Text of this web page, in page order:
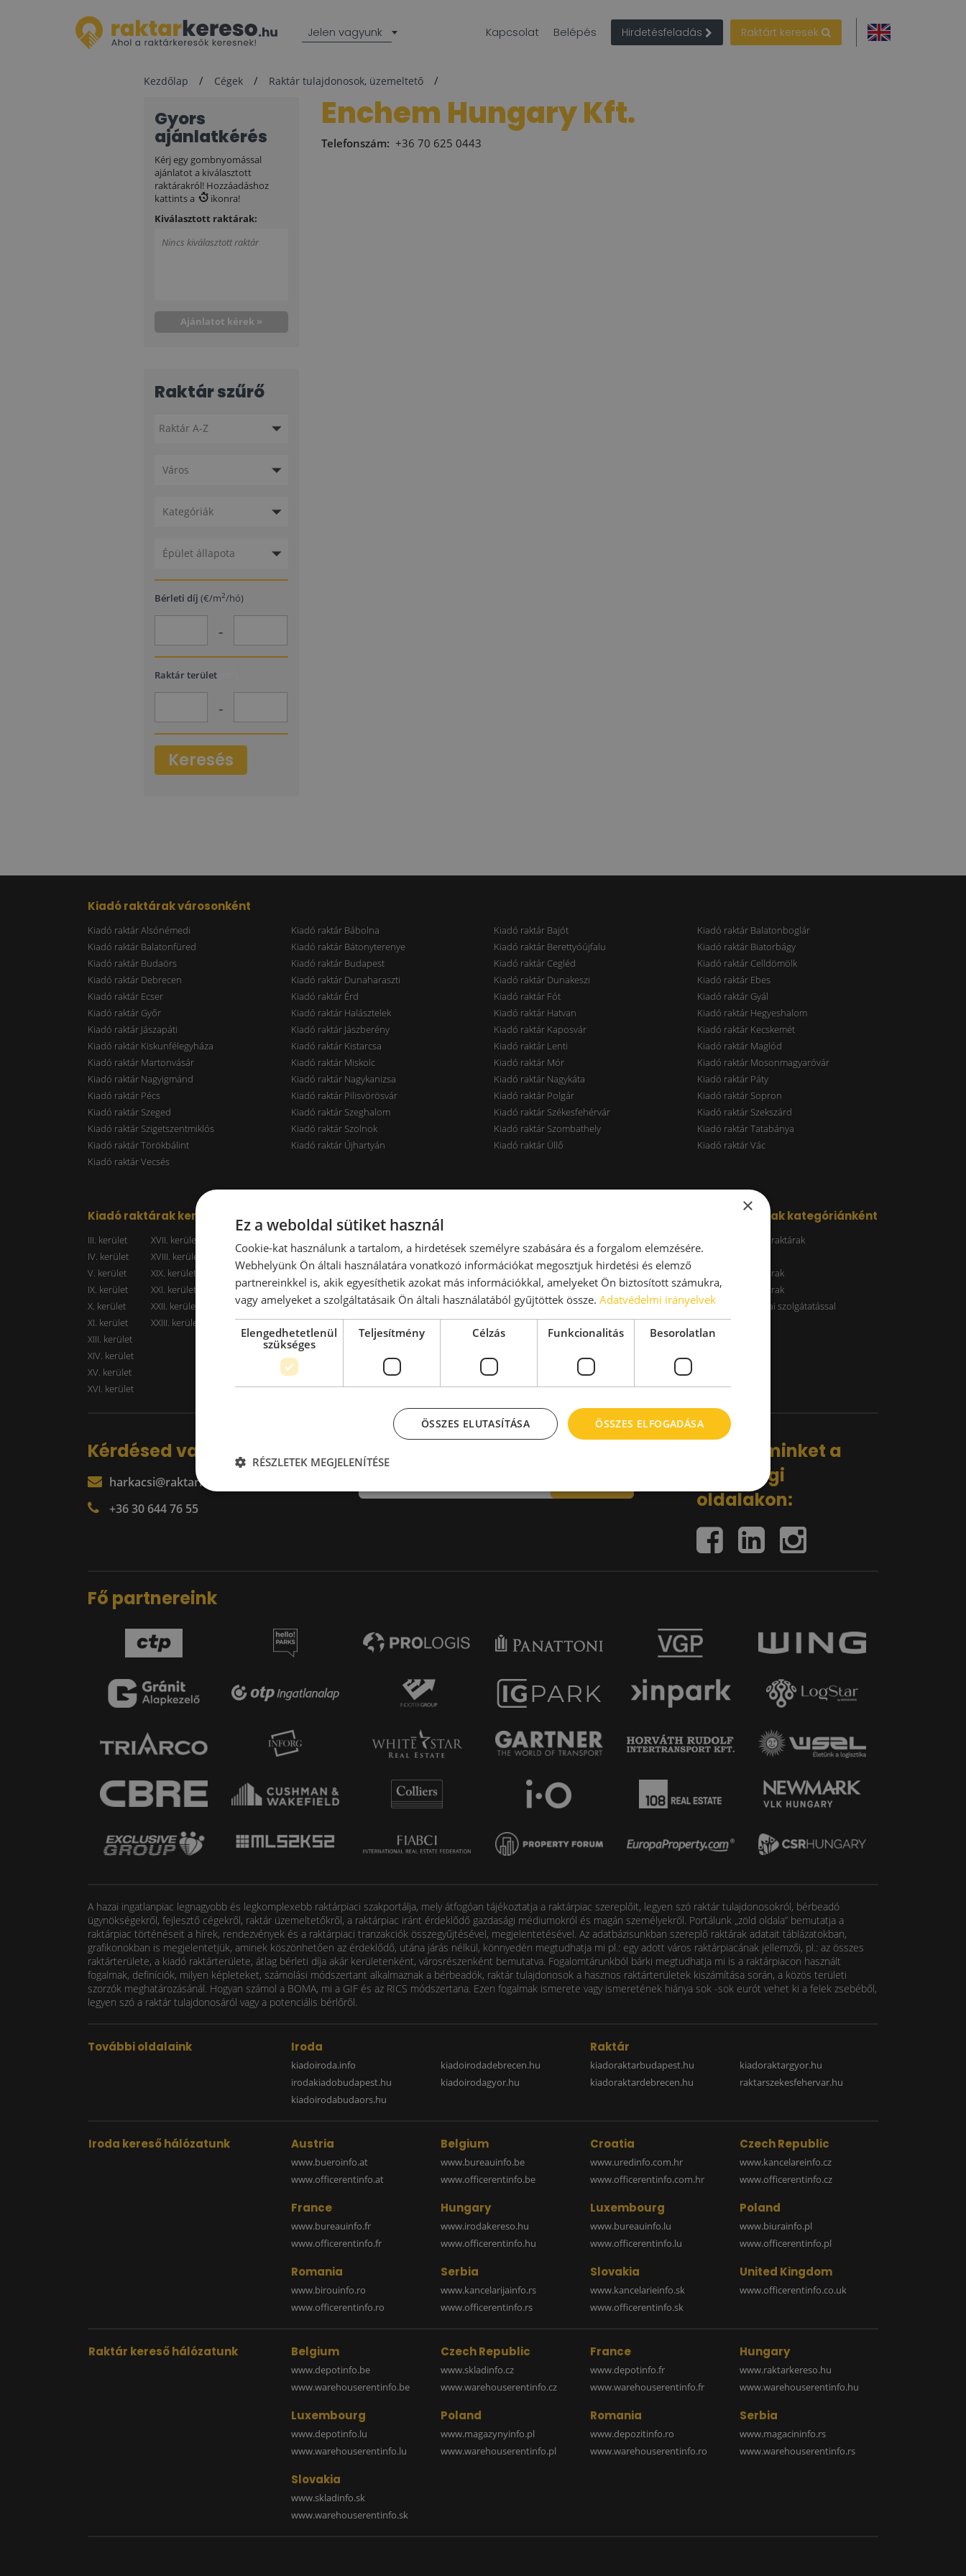
Jelen vagyunk Kapcsolat Belépés Hirdetésfeladás Raktárt keresek
Kezdőlap Cégek Raktár tulajdonosok, üzemeltető
Gyors
ajánlatkérés
Kérj egy gombnyomással
ajánlatot a kiválasztott
raktárakról! Hozzáadáshoz
kattints a
ikonra!
Kiválasztott raktárak:
Nincs kiválasztott raktár
Ajánlatot kérek »
Raktár szűrő
Város
Kategóriák
Épület állapota
Bérleti díj (€/m2/hó)
-
Raktár terület
-
Keresés
Enchem Hungary Kft.
Telefonszám: +36 70 625 0443
Kiadó raktárak városonként
Kiadó raktár Alsónémedi Kiadó raktár Bábolna Kiadó raktár Bajót
Kiadó raktár Balatonboglár
Kiadó raktár Balatonfüred
Kiadó raktár Bátonyterenye Kiadó raktár Berettyóújfalu
Kiadó raktár Biatorbágy
Kiadó raktár Budaörs
Kiadó raktár Budapest Kiadó raktár Cegléd
Kiadó raktár Celldömölk
Kiadó raktár Debrecen
Kiadó raktár Dunaharaszti Kiadó raktár Dunakeszi
Kiadó raktár Ebes
Kiadó raktár Ecser
Kiadó raktár Érd Kiadó raktár Fót
Kiadó raktár Gyál
Kiadó raktár Győr
Kiadó raktár Halásztelek Kiadó raktár Hatvan
Kiadó raktár Hegyeshalom
Kiadó raktár Jászapáti
Kiadó raktár Jászberény Kiadó raktár Kaposvár
Kiadó raktár Kecskemét
Kiadó raktár Kiskunfélegyháza
Kiadó raktár Kistarcsa Kiadó raktár Lenti
Kiadó raktár Maglód
Kiadó raktár Martonvásár
Kiadó raktár Miskolc Kiadó raktár Mór
Kiadó raktár Mosonmagyaróvár
Kiadó raktár Nagyigmánd
Kiadó raktár Nagykanizsa Kiadó raktár Nagykáta
Kiadó raktár Páty
Kiadó raktár Pécs
Kiadó raktár Pilisvörösvár Kiadó raktár Polgár
Kiadó raktár Sopron
Kiadó raktár Szeged
Kiadó raktár Szeghalom Kiadó raktár Székesfehérvár
Kiadó raktár Szekszárd
Kiadó raktár Szigetszentmiklós
Kiadó raktár Szolnok Kiadó raktár Szombathely
Kiadó raktár Tatabánya
Kiadó raktár Törökbálint
Kiadó raktár Újhartyán Kiadó raktár Üllő
Kiadó raktár Vác
Kiadó raktár Vecsés
Kiadó raktárak kerületenként
III. kerület
IV. kerület
V. kerület
IX. kerület
X. kerület
XI. kerület
XIII. kerület
XIV. kerület
XV. kerület
XVI. kerület
XVII. kerület
XVIII. kerület
XIX. kerület
XXI. kerület
XXII. kerület
XXIII. kerület
Raktárak ár szerint
Kiadó raktár 7-10 EUR
Kiadó raktár 10-14 EUR
Kiadó raktár > 14 EUR
Kiadó raktár 100-300 m2
Kiadó raktár 300-600 m2
Kiadó raktár 600-1000 m2
Kiadó raktár 1000-2000 m2
Kiadó raktár > 2000 m2
Kiadó raktárak kategóriánként
Energiatakarékos raktárak
ESG raktár
A kategóriás raktárak
B kategóriás raktárak
Raktárak logisztikai szolgátatással
Kérdésed van?
harkacsi@raktarkereso.hu
+36 30 644 76 55
Hírlevél
Kövess minket a
közösségi
oldalakon:
Fő partnereink
A hazai ingatlanpiac legnagyobb és legkomplexebb raktárpiaci szakportálja, mely átfogóan tájékoztatja a raktárpiac szereplőit, legyen szó raktár tulajdonosokról, bérbeadó
ügynökségekről, fejlesztő cégekről, raktár üzemeltetőkről, a raktárpiac iránt érdeklődő gazdasági médiumokról és magán személyekről. Portálunk „zöld oldala” bemutatja a
raktárpiac történéseit a hírek, rendezvények és a raktárpiaci tranzakciók összegyűjtésével, megjelentetésével. Az adatbázisunkban szereplő raktárak adatait táblázatokban,
grafikonokban is megjelentetjük, aminek köszönhetően az érdeklődő, utána járás nélkül, könnyedén megtudhatja mi pl.: egy adott város raktárpiacának jellemzői, pl.: az összes
raktárterülete, a kiadó raktárterülete, átlag bérleti díja akár kerületenként, városrészenként bemutatva. Fogalomtárunkból bárki megtudhatja mi is a raktárpiacon használt
fogalmak, definíciók, milyen képleteket, számolási módszertant alkalmaznak a bérbeadók, raktár tulajdonosok a hasznos raktárterületek kiszámítása során, a közös területi
szorzók meghatározásánál. Hogyan számol a BOMA, mi a GIF és az RICS módszertana. Ezen fogalmak ismerete vagy ismeretének hiánya sok -sok eurót vehet ki a felek zsebéből,
legyen szó a raktár tulajdonosáról vagy a potenciális bérlőről.
További oldalaink Iroda
kiadoiroda.info
irodakiadobudapest.hu
kiadoirodabudaors.hu
kiadoirodadebrecen.hu
kiadoirodagyor.hu
Raktár
kiadoraktarbudapest.hu
kiadoraktardebrecen.hu
kiadoraktargyor.hu
raktarszekesfehervar.hu
Iroda kereső hálózatunk Austria
www.bueroinfo.at
www.officerentinfo.at
Belgium
www.bureauinfo.be
www.officerentinfo.be
Croatia
www.uredinfo.com.hr
www.officerentinfo.com.hr
Czech Republic
www.kancelareinfo.cz
www.officerentinfo.cz
France
www.bureauinfo.fr
www.officerentinfo.fr
Hungary
www.irodakereso.hu
www.officerentinfo.hu
Luxembourg
www.bureauinfo.lu
www.officerentinfo.lu
Poland
www.biurainfo.pl
www.officerentinfo.pl
Romania
www.birouinfo.ro
www.officerentinfo.ro
Serbia
www.kancelarijainfo.rs
www.officerentinfo.rs
Slovakia
www.kancelarieinfo.sk
www.officerentinfo.sk
United Kingdom
www.officerentinfo.co.uk
Raktár kereső hálózatunk Belgium
www.depotinfo.be
www.warehouserentinfo.be
Czech Republic
www.skladinfo.cz
www.warehouserentinfo.cz
France
www.depotinfo.fr
www.warehouserentinfo.fr
Hungary
www.raktarkereso.hu
www.warehouserentinfo.hu
Luxembourg
www.depotinfo.lu
www.warehouserentinfo.lu
Poland
www.magazynyinfo.pl
www.warehouserentinfo.pl
Romania
www.depozitinfo.ro
www.warehouserentinfo.ro
Serbia
www.magacininfo.rs
www.warehouserentinfo.rs
Slovakia
www.skladinfo.sk
www.warehouserentinfo.sk
×
Ez a weboldal sütiket használ
Cookie-kat használunk a tartalom, a hirdetések személyre szabására és a forgalom elemzésére.
Webhelyünk Ön általi használatára vonatkozó információkat megosztjuk hirdetési és elemző
partnereinkkel is, akik egyesíthetik azokat más információkkal, amelyeket Ön biztosított számukra,
vagy amelyeket a szolgáltatásaik Ön általi használatából gyűjtöttek össze. Adatvédelmi irányelvek
Elengedhetetlenül
szükséges
Teljesítmény Célzás Funkcionalitás Besorolatlan
ÖSSZES ELFOGADÁSA
ÖSSZES ELUTASÍTÁSA
RÉSZLETEK MEGJELENÍTÉSE